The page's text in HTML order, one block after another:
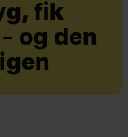
fik
og den